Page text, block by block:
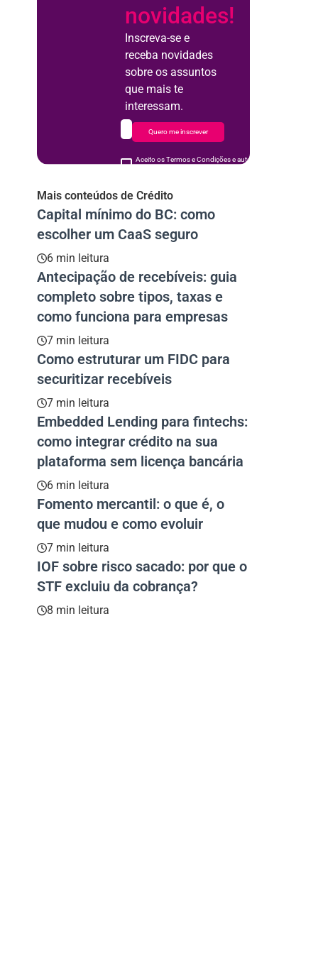
novidades!
Inscreva-se e
receba novidades
sobre os assuntos
que mais te
interessam.
Aceito os Termos e Condições e autorizo o uso de meus
Quero me inscrever
Mais conteúdos de Crédito
Capital mínimo do BC: como
escolher um CaaS seguro
6 min leitura
Antecipação de recebíveis: guia
completo sobre tipos, taxas e
como funciona para empresas
7 min leitura
Como estruturar um FIDC para
securitizar recebíveis
7 min leitura
Embedded Lending para fintechs:
como integrar crédito na sua
plataforma sem licença bancária
6 min leitura
Fomento mercantil: o que é, o
que mudou e como evoluir
7 min leitura
IOF sobre risco sacado: por que o
STF excluiu da cobrança?
8 min leitura